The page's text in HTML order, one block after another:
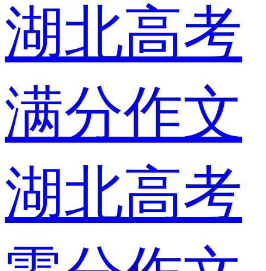
湖北高考
满分作文
湖北高考